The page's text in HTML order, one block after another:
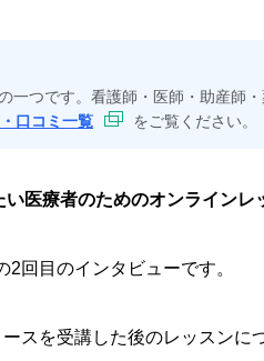
一つです。看護師・医師・助産師
口コミ一覧 をご覧ください。
い医療者のためのオンラインレ
回目のインタビューです。
スを受講した後のレッスンに